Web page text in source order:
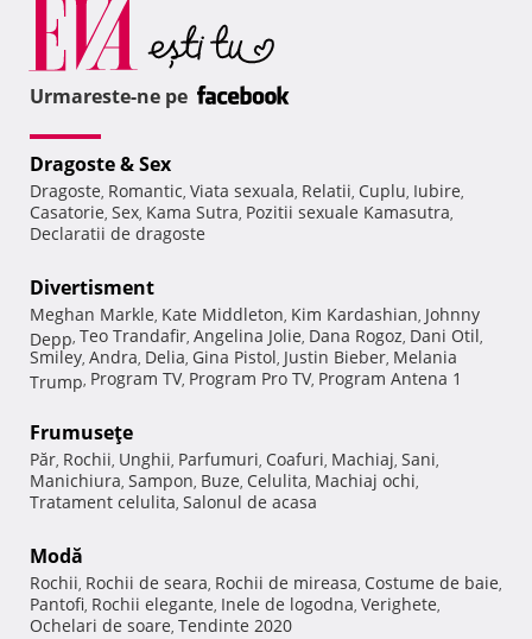
Urmareste-ne pe
Dragoste & Sex
Dragoste, Romantic, Viata sexuala, Relatii, Cuplu, Iubire,
Casatorie, Sex, Kama Sutra, Pozitii sexuale Kamasutra,
Declaratii de dragoste
Divertisment
Meghan Markle, Kate Middleton, Kim Kardashian, Johnny
Depp, Teo Trandafir, Angelina Jolie, Dana Rogoz, Dani Otil,
Smiley, Andra, Delia, Gina Pistol, Justin Bieber, Melania
Trump, Program TV, Program Pro TV, Program Antena 1
Frumuseţe
Păr, Rochii, Unghii, Parfumuri, Coafuri, Machiaj, Sani,
Manichiura, Sampon, Buze, Celulita, Machiaj ochi,
Tratament celulita, Salonul de acasa
Modă
Rochii, Rochii de seara, Rochii de mireasa, Costume de baie,
Pantofi, Rochii elegante, Inele de logodna, Verighete,
Ochelari de soare, Tendinte 2020